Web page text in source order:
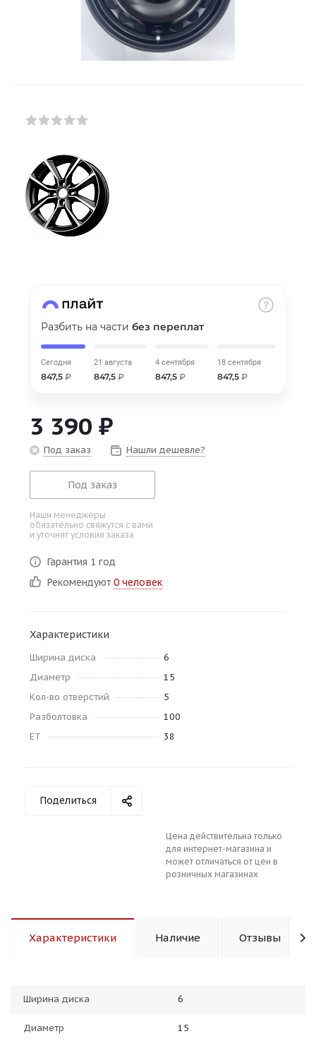
Добавляйте товары
выбранный способом
Оставшиеся
списываться
Подробнее
об оплате Плайтом
недели
Разбить на части без переплат
Сегодня
847,5 ₽
21 августа
847,5₽
4 сентября
847,5 ₽
18 сентября
847,5 ₽
3 390 ₽
Под заказ Нашли дешевле?
Под заказ
Наши менеджеры
обязательно свяжутся с вами
и уточнят условия заказа
Гарантия 1 год
Рекомендуют 0 человек
Характеристики
Ширина диска
6
Диаметр
15
Kол-во отверстий
5
Разболтовка
100
ET
38
Поделиться
Цена действительна только
для интернет-магазина и
может отличаться от цен в
розничных магазинах
Характеристики Наличие Отзывы
Ширина диска 6
Диаметр 15